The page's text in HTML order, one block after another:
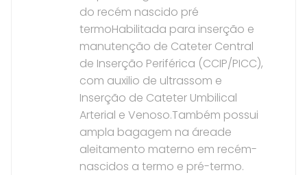
do recém nascido pré
termoHabilitada para inserção e
manutenção de Cateter Central
de Inserção Periférica (CCIP/PICC),
com auxilio de ultrassom e
Inserção de Cateter Umbilical
Arterial e Venoso.Também possui
ampla bagagem na áreade
aleitamento materno em recém-
nascidos a termo e pré-termo.